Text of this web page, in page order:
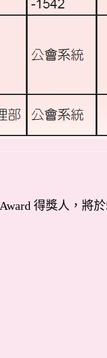
得獎人，將